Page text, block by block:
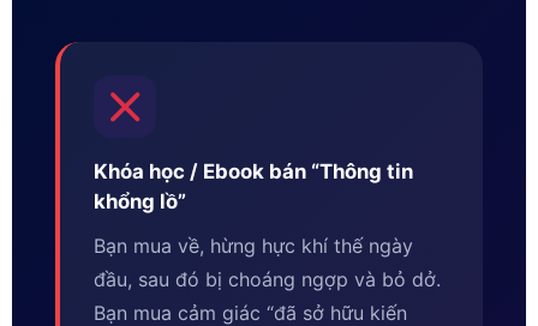
Khóa học / Ebook bán “Thông tin
khổng lồ”
Bạn mua về, hừng hực khí thế ngày
đầu, sau đó bị choáng ngợp và bỏ dở.
Bạn mua cảm giác “đã sở hữu kiến